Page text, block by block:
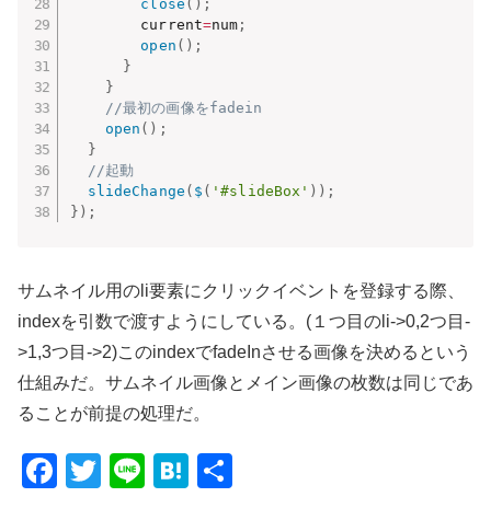
close ( ) ;
        current
=num ;
open ( ) ;
}
}
//最初の画像をfadein
open ( ) ;
}
//起動
slideChange ( $ ( '#slideBox' ) ) ;
} ) ;
サムネイル用のli要素にクリックイベントを登録する際、
indexを引数で渡すようにしている。(１つ目のli->0,2つ目-
>1,3つ目->2)このindexでfadeInさせる画像を決めるという
仕組みだ。サムネイル画像とメイン画像の枚数は同じであ
ることが前提の処理だ。
F
T
Li
H